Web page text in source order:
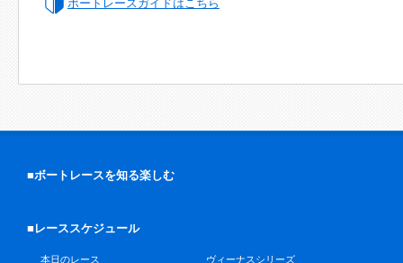
ボートレースガイドはこちら
■ボートレースを知る楽しむ
■レーススケジュール
本日のレース
ヴィーナスシリーズ